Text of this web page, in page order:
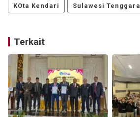
KOta Kendari Sulawesi Tenggara
Terkait